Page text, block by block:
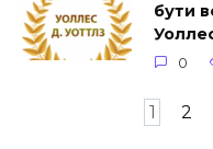
бути
0
1 2